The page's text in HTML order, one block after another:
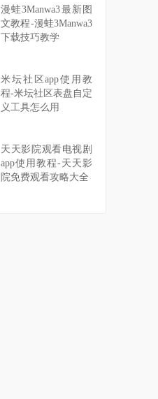
漫蛙3Manwa3最新图
文教程-漫蛙3Manwa3
下载技巧教学
米坛社区app使用教
程-米坛社区表盘自定
义工具怎么用
天天影院观看电视剧
app使用教程-天天影
院免费观看攻略大全